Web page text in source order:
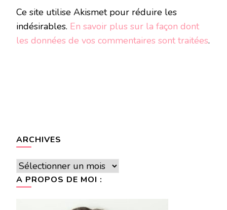
Ce site utilise Akismet pour réduire les
indésirables. En savoir plus sur la façon dont
les données de vos commentaires sont traitées.
ARCHIVES
Archives
A PROPOS DE MOI :